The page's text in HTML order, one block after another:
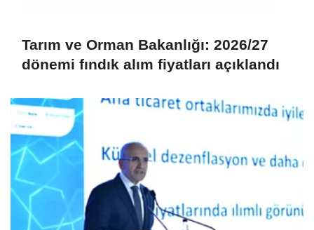
Tarım ve Orman Bakanlığı: 2026/27
dönemi fındık alım fiyatları açıklandı